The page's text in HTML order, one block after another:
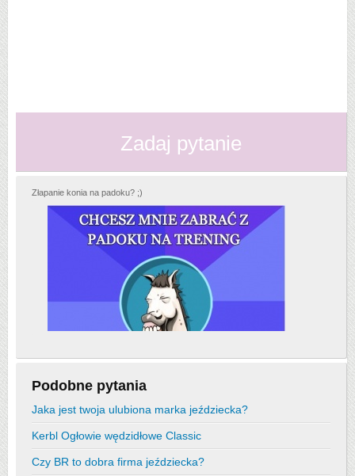
Zadaj pytanie
Złapanie konia na padoku? ;)
Podobne pytania
Jaka jest twoja ulubiona marka jeździecka?
Kerbl Ogłowie wędzidłowe Classic
Czy BR to dobra firma jeździecka?